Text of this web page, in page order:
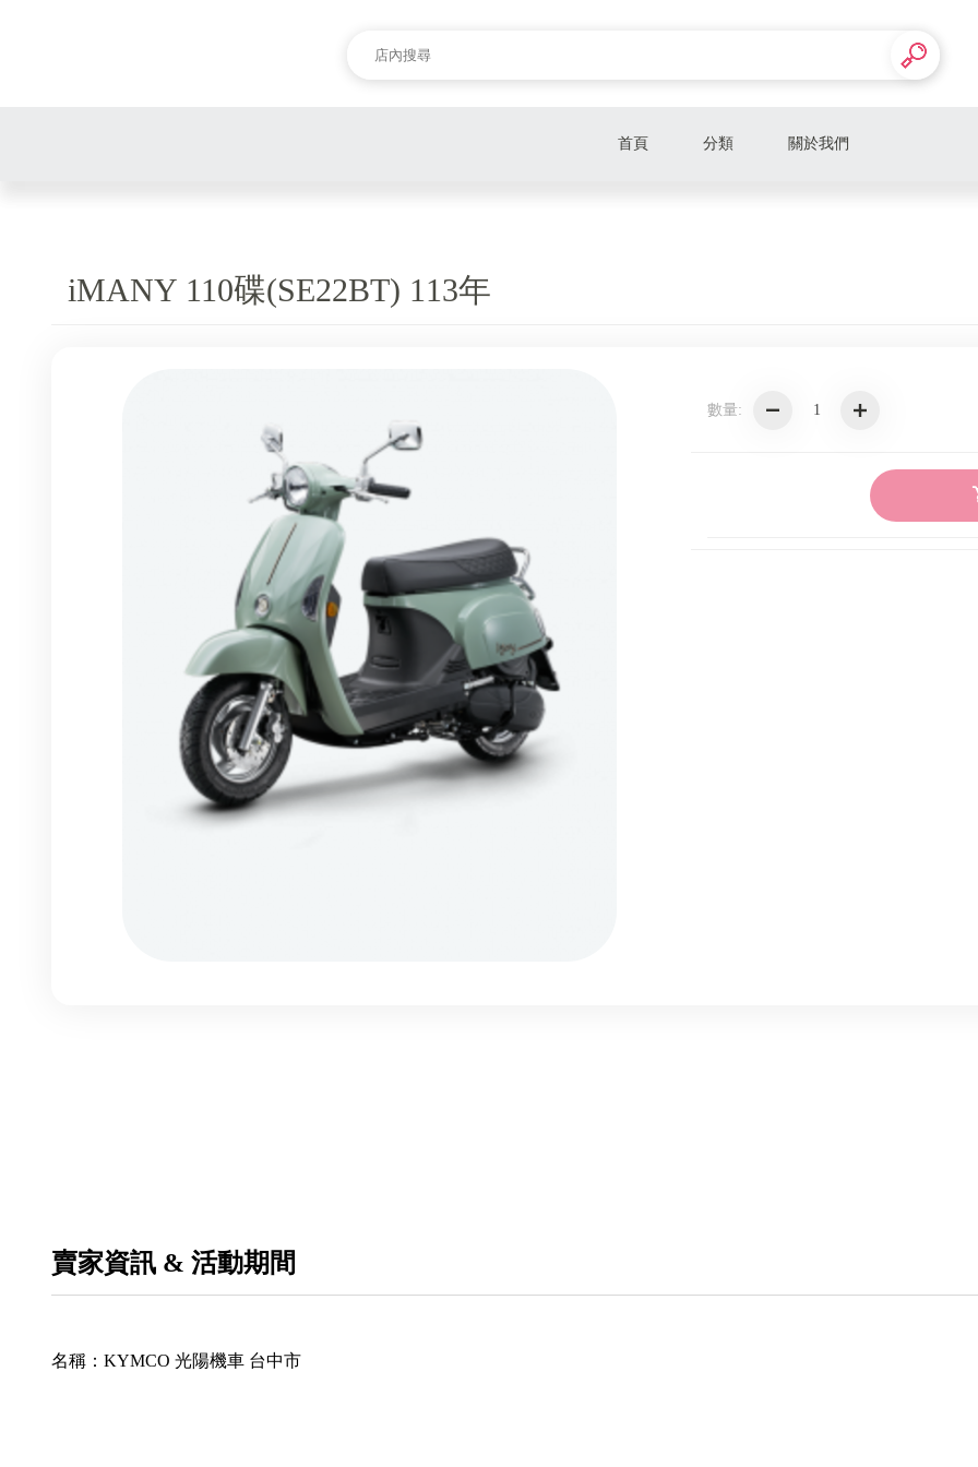
首頁 分類 關於我們
iMANY 110碟(SE22BT) 113年
數量:
賣家資訊 & 活動期間
名稱： KYMCO 光陽機車 台中市